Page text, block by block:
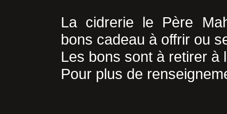
La cidrerie le Père
bons cadeau à offrir ou
Les bons sont à retirer à
Pour plus de